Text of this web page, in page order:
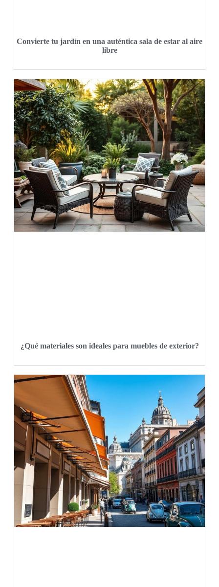
Convierte tu jardín en una auténtica sala de estar al aire
libre
¿Qué materiales son ideales para muebles de exterior?